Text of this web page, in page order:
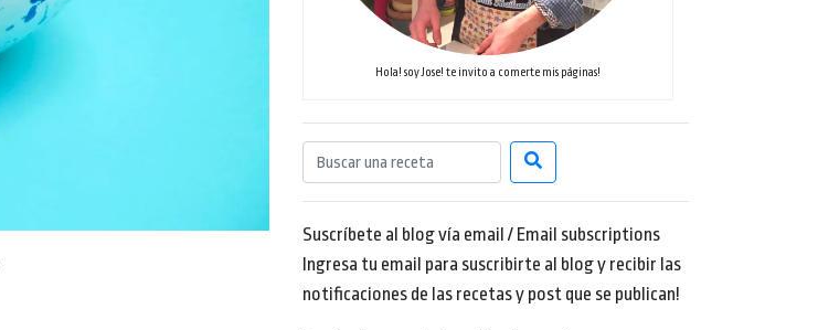
Hola! soy Jose! te invito a comerte mis páginas!
Suscríbete al blog vía email / Email subscriptions
Ingresa tu email para suscribirte al blog y recibir las
notificaciones de las recetas y post que se publican!